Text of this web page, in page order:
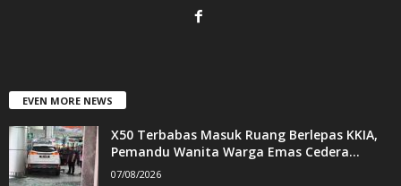
EVEN MORE NEWS
X50 Terbabas Masuk Ruang Berlepas KKIA,
Pemandu Wanita Warga Emas Cedera...
07/08/2026